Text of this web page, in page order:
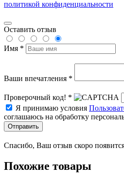
политикой конфиденциальности
Оставить отзыв
Имя *
Ваши впечатления *
Проверочный код! *
Я принимаю условия
соглашаюсь на обработку
Отправить
Спасибо, Ваш отзыв скоро
Похожие товары